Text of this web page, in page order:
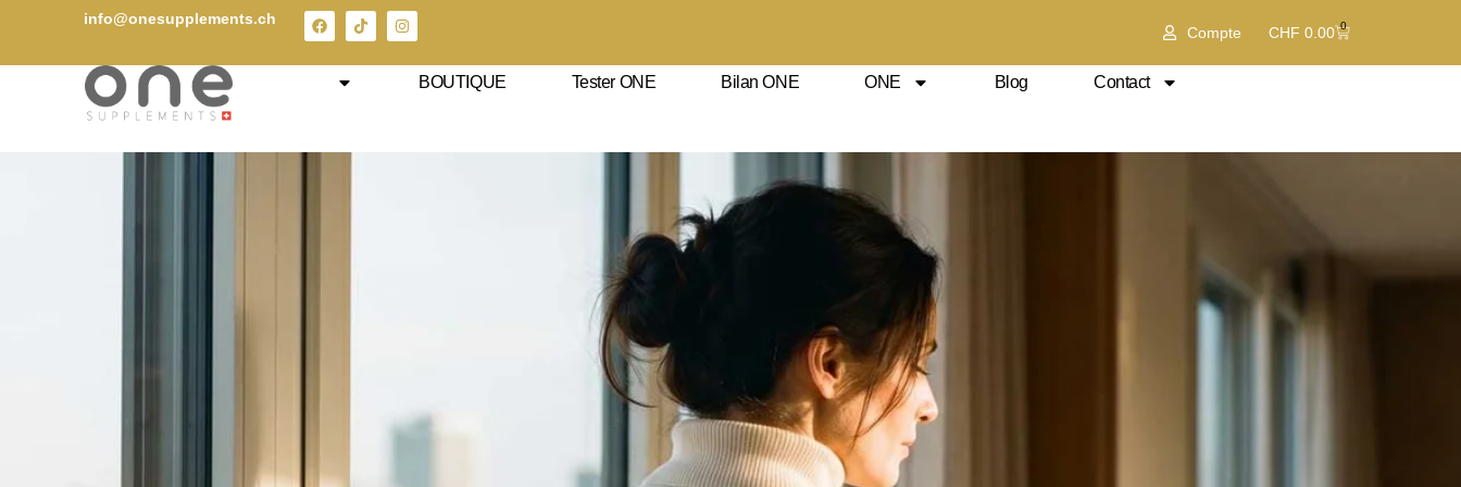
info@onesupplements.ch
Compte CHF 0.00 0
BOUTIQUE Tester ONE Bilan ONE ONE Blog Contact